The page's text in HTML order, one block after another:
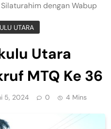
UTARA
Utara
MTQ Ke 36
5, 2024 0 4 Mins
dengan Wabup